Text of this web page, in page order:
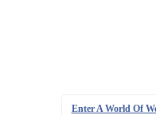
Enter A World Of